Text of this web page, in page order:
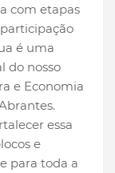
com etapas
é uma
do nosso
e Economia
essa
e
para toda a